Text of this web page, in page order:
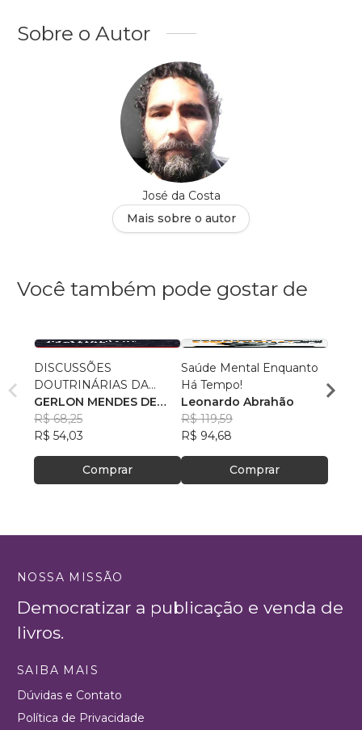
Sobre o Autor
José da Costa
Mais sobre o autor
Você também pode gostar de
DISCUSSÕES
DOUTRINÁRIAS DA
ATIVIDADE POLICIAL
GERLON MENDES DE
SOUZA
R$ 68,25
R$ 54,03
Comprar
Saúde Mental Enquanto
Há Tempo!
Leonardo Abrahão
R$ 119,59
R$ 94,68
Comprar
NOSSA MISSÃO
Democratizar a publicação e venda de
livros.
SAIBA MAIS
Dúvidas e Contato
Política de Privacidade